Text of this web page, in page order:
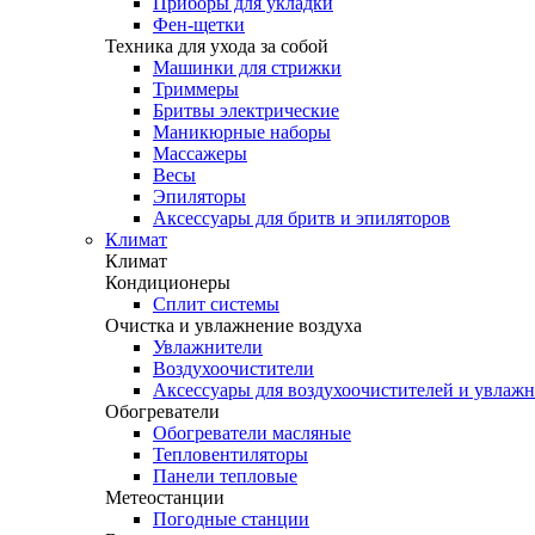
Фен-щетки
Техника для ухода за собой
Машинки для стрижки
Триммеры
Бритвы электрические
Маникюрные наборы
Массажеры
Весы
Эпиляторы
Аксессуары для бритв и эпиляторов
Климат
Климат
Кондиционеры
Сплит системы
Очистка и увлажнение воздуха
Увлажнители
Воздухоочистители
Аксессуары для воздухоочистителей и
Обогреватели
Обогреватели масляные
Тепловентиляторы
Панели тепловые
Метеостанции
Погодные станции